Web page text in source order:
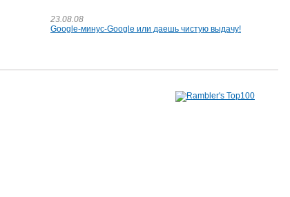
23.08.08
Google-минус-Google или даешь чистую выдачу!